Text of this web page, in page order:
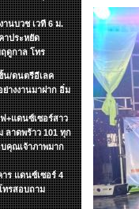
นบวช เวที 6 ม.
าประหยัด
ดูกาล โทร
น/ดนตรีอีเลค
างงานมาฝาก อิ่ม
+แดนซ์เซอร์สาว
ลาดพร้าว 101 ทุก
คุณเจ้าภาพมาก
ร แดนซ์เซอร์ 4
ทรสอบถาม